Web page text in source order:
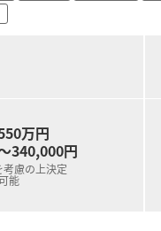
万円
340,000円
考慮の上決定
能